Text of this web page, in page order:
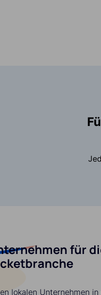
für
lokalen Unternehmen